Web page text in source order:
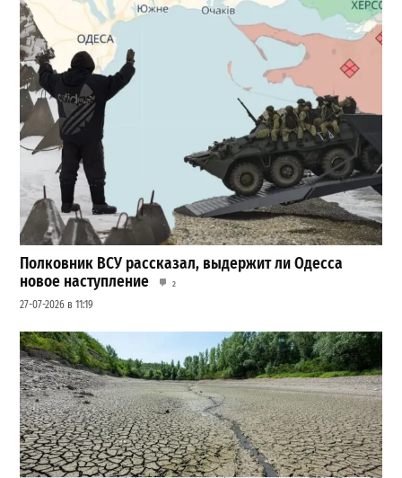
Полковник ВСУ рассказал, выдержит ли Одесса
новое наступление
2
27-07-2026 в 11:19